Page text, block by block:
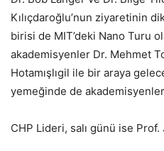
Kılıçdaroğlu’nun ziyaretinin
birisi de MIT’deki Nano Turu
akademisyenler Dr. Mehmet
Hotamışlıgil ile bir araya
yemeğinde de
CHP Lideri, salı günü ise